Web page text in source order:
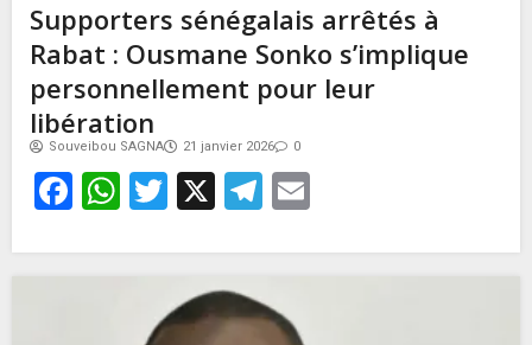
Supporters sénégalais arrêtés à
Rabat : Ousmane Sonko s’implique
personnellement pour leur
libération
Souveibou SAGNA 21 janvier 2026 0
Facebook
WhatsApp
Twitter
X Telegram